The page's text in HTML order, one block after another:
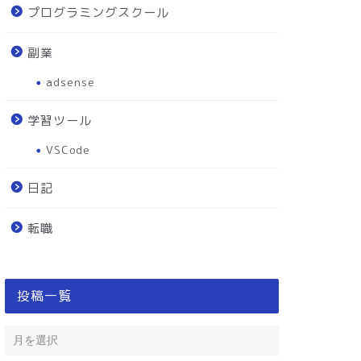
プログラミングスクール
副業
adsense
学習ツール
VSCode
日記
転職
投稿一覧